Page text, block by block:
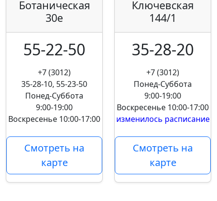
Ботаническая
30е
55-22-50
+7 (3012)
35-28-10, 55-23-50
Понед-Суббота
9:00-19:00
Воскресенье 10:00-17:00
Смотреть на
карте
Ключевская
144/1
35-28-20
+7 (3012)
Понед-Суббота
9:00-19:00
Воскресенье 10:00-17:00
изменилось расписание
Смотреть на
карте